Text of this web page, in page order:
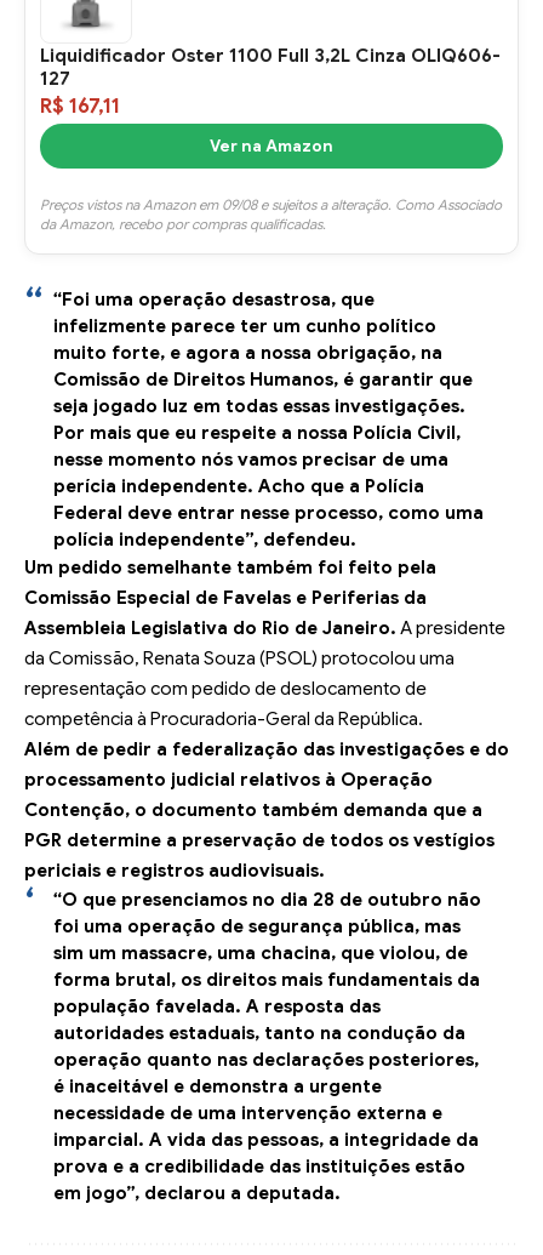
Liquidificador Oster 1100 Full 3,2L Cinza OLIQ606-
127
R$ 167,11
Ver na Amazon
Preços vistos na Amazon em 09/08 e sujeitos a alteração. Como Associado
da Amazon, recebo por compras qualificadas.
“Foi uma operação desastrosa, que
infelizmente parece ter um cunho político
muito forte, e agora a nossa obrigação, na
Comissão de Direitos Humanos, é garantir que
seja jogado luz em todas essas investigações.
Por mais que eu respeite a nossa Polícia Civil,
nesse momento nós vamos precisar de uma
perícia independente. Acho que a Polícia
Federal deve entrar nesse processo, como uma
polícia independente”, defendeu.
Um pedido semelhante também foi feito pela
Comissão Especial de Favelas e Periferias da
Assembleia Legislativa do Rio de Janeiro. A presidente
da Comissão, Renata Souza (PSOL) protocolou uma
representação com pedido de deslocamento de
competência à Procuradoria-Geral da República.
Além de pedir a federalização das investigações e do
processamento judicial relativos à Operação
Contenção, o documento também demanda que a
PGR determine a preservação de todos os vestígios
periciais e registros audiovisuais.
“O que presenciamos no dia 28 de outubro não
foi uma operação de segurança pública, mas
sim um massacre, uma chacina, que violou, de
forma brutal, os direitos mais fundamentais da
população favelada. A resposta das
autoridades estaduais, tanto na condução da
operação quanto nas declarações posteriores,
é inaceitável e demonstra a urgente
necessidade de uma intervenção externa e
imparcial. A vida das pessoas, a integridade da
prova e a credibilidade das instituições estão
em jogo”, declarou a deputada.